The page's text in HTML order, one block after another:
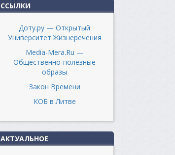
ССЫЛКИ
Доту.ру — Открытый
Университет Жизнеречения
Media-Mera.Ru —
Общественно-полезные
образы
Закон Времени
КОБ в Литве
АКТУАЛЬНОЕ